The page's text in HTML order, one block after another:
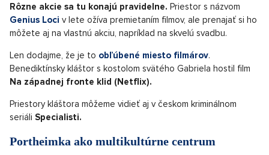
Rôzne akcie sa tu konajú pravidelne. Priestor s názvom
Genius Loci v lete ožíva premietaním filmov, ale prenajať si ho
môžete aj na vlastnú akciu, napríklad na skvelú svadbu.
Len dodajme, že je to obľúbené miesto filmárov.
Benediktínsky kláštor s kostolom svätého Gabriela hostil film
Na západnej fronte klid (Netflix).
Priestory kláštora môžeme vidieť aj v českom kriminálnom
seriáli Specialisti.
Portheimka ako multikultúrne centrum